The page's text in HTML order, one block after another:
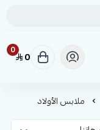
0 0
ملابس الأولاد